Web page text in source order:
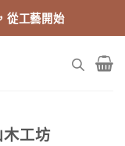
從工藝開始
工坊